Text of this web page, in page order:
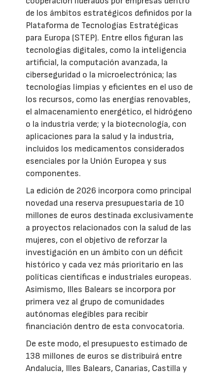
de los ámbitos estratégicos definidos por la
Plataforma de Tecnologías Estratégicas
para Europa (STEP). Entre ellos figuran las
tecnologías digitales, como la inteligencia
artificial, la computación avanzada, la
ciberseguridad o la microelectrónica; las
tecnologías limpias y eficientes en el uso de
los recursos, como las energías renovables,
el almacenamiento energético, el hidrógeno
o la industria verde; y la biotecnología, con
aplicaciones para la salud y la industria,
incluidos los medicamentos considerados
esenciales por la Unión Europea y sus
componentes.
La edición de 2026 incorpora como principal
novedad una reserva presupuestaria de 10
millones de euros destinada exclusivamente
a proyectos relacionados con la salud de las
mujeres, con el objetivo de reforzar la
investigación en un ámbito con un déficit
histórico y cada vez más prioritario en las
políticas científicas e industriales europeas.
Asimismo, Illes Balears se incorpora por
primera vez al grupo de comunidades
autónomas elegibles para recibir
financiación dentro de esta convocatoria.
De este modo, el presupuesto estimado de
138 millones de euros se distribuirá entre
Andalucía, Illes Balears, Canarias, Castilla y